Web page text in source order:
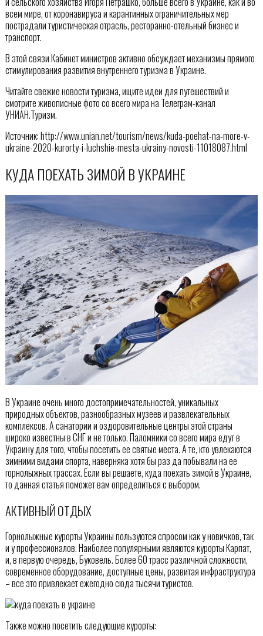
всем мире, от коронавируса и карантинных ограничительных мер
пострадали туристическая отрасль, ресторанно-отельный бизнес и
транспорт.
В этой связи Кабинет министров активно обсуждает механизмы прямого
стимулирования развития внутреннего туризма в Украине.
Читайте свежие новости туризма, ищите идеи для путешествий и
смотрите живописные фото со всего мира на Телеграм-канал
УНИАН.Туризм.
Источник: http://www.unian.net/tourism/news/kuda-poehat-na-more-v-
ukraine-2020-kurorty-i-luchshie-mesta-ukrainy-novosti-11018087.html
КУДА ПОЕХАТЬ ЗИМОЙ В УКРАИНЕ
В Украине очень много достопримечательностей, уникальных
природных объектов, разнообразных музеев и развлекательных
комплексов. А санатории и оздоровительные центры этой страны
широко известны в СНГ и не только. Паломники со всего мира едут в
Украину для того, чтобы посетить ее святые места. А те, кто увлекаются
зимними видами спорта, наверняка хотя бы раз да побывали на ее
горнолыжных трассах. Если вы решаете, куда поехать зимой в Украине,
то данная статья поможет вам определиться с выбором.
АКТИВНЫЙ ОТДЫХ
Горнолыжные курорты Украины пользуются спросом как у новичков, так
и у профессионалов. Наиболее популярными являются курорты Карпат,
и, в первую очередь, Буковель. Более 60 трасс различной сложности,
современное оборудование, доступные цены, развитая инфраструктура
– все это привлекает ежегодно сюда тысячи туристов.
Также можно посетить следующие курорты: